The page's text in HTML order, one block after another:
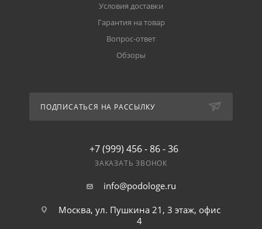
Условия доставки
Гарантия на товар
Вопрос-ответ
Обзоры
ПОДПИСАТЬСЯ НА РАССЫЛКУ
+7 (999) 456 - 86 - 36
ЗАКАЗАТЬ ЗВОНОК
info@podologe.ru
Москва, ул. Пушкина 21, 3 этаж, офис
4